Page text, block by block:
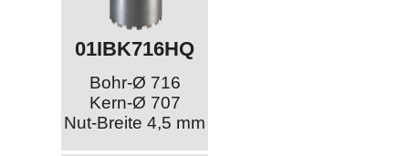
01IBK716HQ
Bohr-Ø 716
Kern-Ø 707
Nut-Breite 4,5 mm